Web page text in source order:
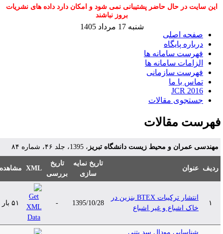
این سایت در حال حاضر پشتیبانی نمی شود و امکان دارد داده های نشریات
بروز نباشند
صفحه اصلی
درباره پایگاه
فهرست سامانه ها
الزامات سامانه ها
فهرست سازمانی
تماس با ما
JCR 2016
جستجوی مقالات
شنبه 17 مرداد 1405
مقالات
مهندسی عمران و محیط زیست دانشگاه تبریز، 1395، جلد ۴۶، شماره ۸۴
ردیف عنوان
تاریخ نمایه
سازی
تاریخ
بررسی
XML مشاهده
انتشار ترکیبات BTEX بنزین در
خاک اشباع و غیر اشباع
1395/10/28 ۵۱ بار
شناسایی مودال سد بتنی